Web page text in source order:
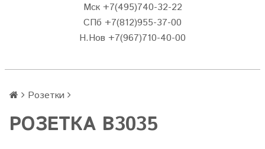
Мск +7(495)740-32-22
СПб +7(812)955-37-00
Н.Нов +7(967)710-40-00
Розетки
РОЗЕТКА B3035